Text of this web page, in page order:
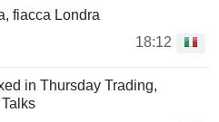
fiacca Londra
18:12
in Thursday Trading,